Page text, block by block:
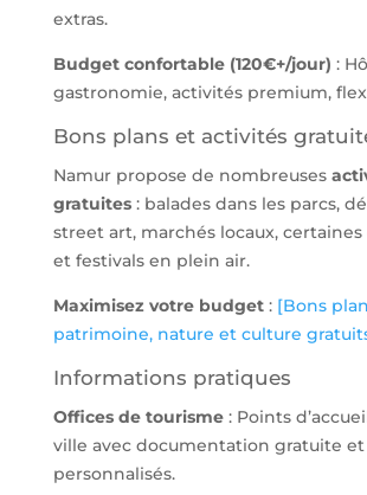
extras.
Budget confortable (120€+/jour) :
gastronomie, activités premium,
Bons plans et activités
Namur propose de nombreuses
gratuites: balades dans les parcs,
street art, marchés locaux,
et festivals en plein air.
Maximisez votre budget: [Bons
patrimoine, nature et culture
Informations pratiques
Offices de tourisme: Points
ville avec documentation gratuite et
personnalisés.